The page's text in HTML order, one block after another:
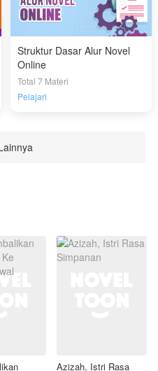
Struktur Dasar Alur Novel
Online
Total 7 Materi
Pelajari
Azizah, Istri Rasa